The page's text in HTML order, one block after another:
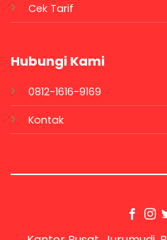
Cek Tarif
Hubungi Kami
0812-1616-9169
Kontak